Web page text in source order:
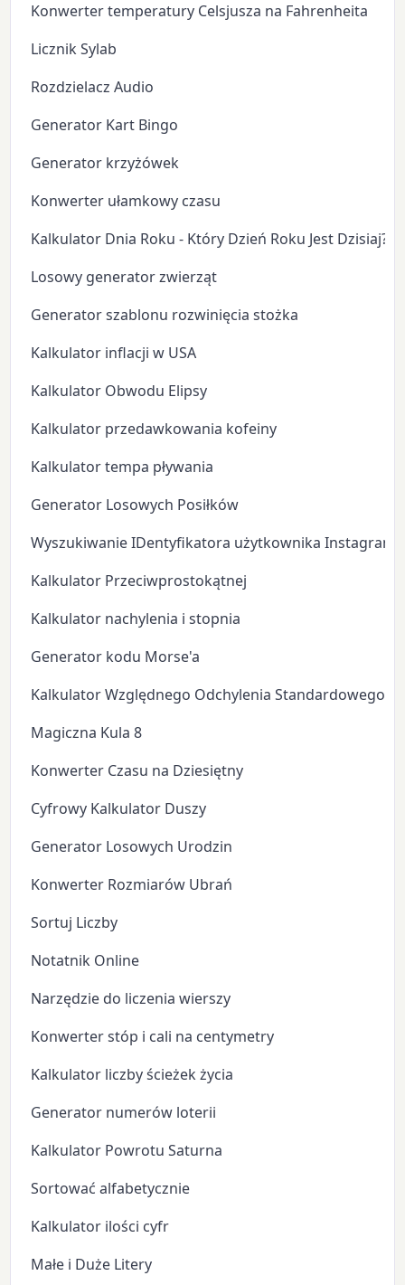
Konwerter temperatury Celsjusza na Fahrenheita
Licznik Sylab
Rozdzielacz Audio
Generator Kart Bingo
Generator krzyżówek
Konwerter ułamkowy czasu
Kalkulator Dnia Roku - Który Dzień Roku Jest Dzisiaj?
Losowy generator zwierząt
Generator szablonu rozwinięcia stożka
Kalkulator inflacji w USA
Kalkulator Obwodu Elipsy
Kalkulator przedawkowania kofeiny
Kalkulator tempa pływania
Generator Losowych Posiłków
Wyszukiwanie IDentyfikatora użytkownika Instagram
Kalkulator Przeciwprostokątnej
Kalkulator nachylenia i stopnia
Generator kodu Morse'a
Kalkulator Względnego Odchylenia Standardowego
Magiczna Kula 8
Konwerter Czasu na Dziesiętny
Cyfrowy Kalkulator Duszy
Generator Losowych Urodzin
Konwerter Rozmiarów Ubrań
Sortuj Liczby
Notatnik Online
Narzędzie do liczenia wierszy
Konwerter stóp i cali na centymetry
Kalkulator liczby ścieżek życia
Generator numerów loterii
Kalkulator Powrotu Saturna
Sortować alfabetycznie
Kalkulator ilości cyfr
Małe i Duże Litery